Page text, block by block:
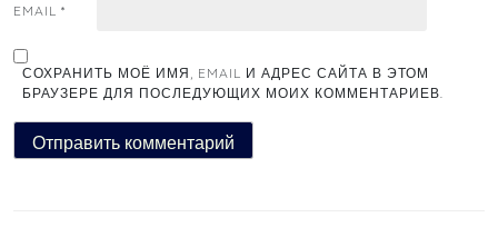
EMAIL *
СОХРАНИТЬ МОЁ ИМЯ, EMAIL И АДРЕС САЙТА В ЭТОМ
БРАУЗЕРЕ ДЛЯ ПОСЛЕДУЮЩИХ МОИХ КОММЕНТАРИЕВ.